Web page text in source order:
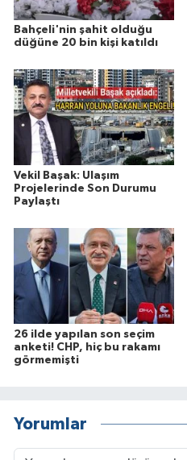
Bahçeli'nin şahit olduğu
düğüne 20 bin kişi katıldı
Vekil Başak: Ulaşım
Projelerinde Son Durumu
Paylaştı
26 ilde yapılan son seçim
anketi! CHP, hiç bu rakamı
görmemişti
Yorumlar